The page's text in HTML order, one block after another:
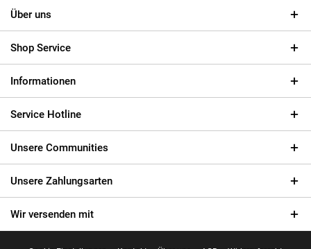
Über uns
Shop Service
Informationen
Service Hotline
Unsere Communities
Unsere Zahlungsarten
Wir versenden mit